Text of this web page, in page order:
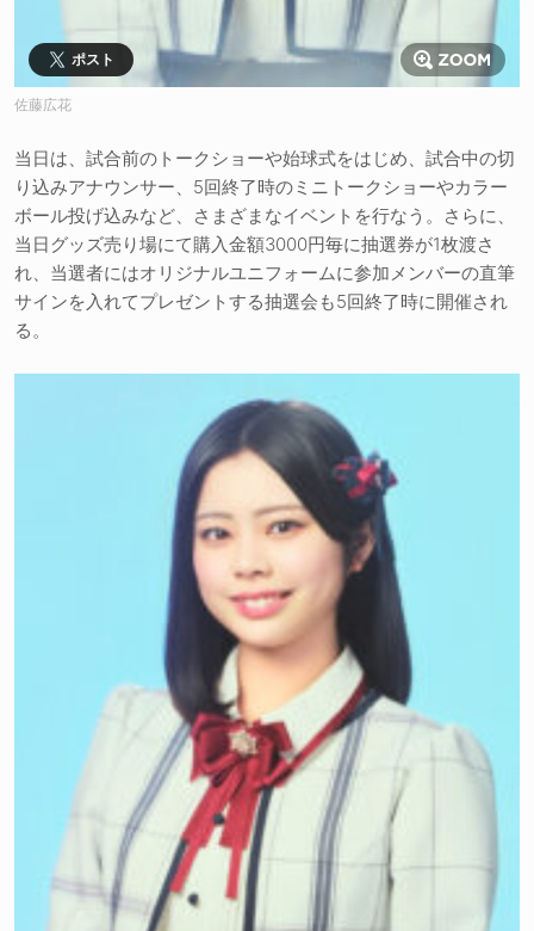
ポスト
佐藤広花
当日は、試合前のトークショーや始球式をはじめ、試合中の切
り込みアナウンサー、5回終了時のミニトークショーやカラー
ボール投げ込みなど、さまざまなイベントを行なう。さらに、
当日グッズ売り場にて購入金額3000円毎に抽選券が1枚渡さ
れ、当選者にはオリジナルユニフォームに参加メンバーの直筆
サインを入れてプレゼントする抽選会も5回終了時に開催され
る。